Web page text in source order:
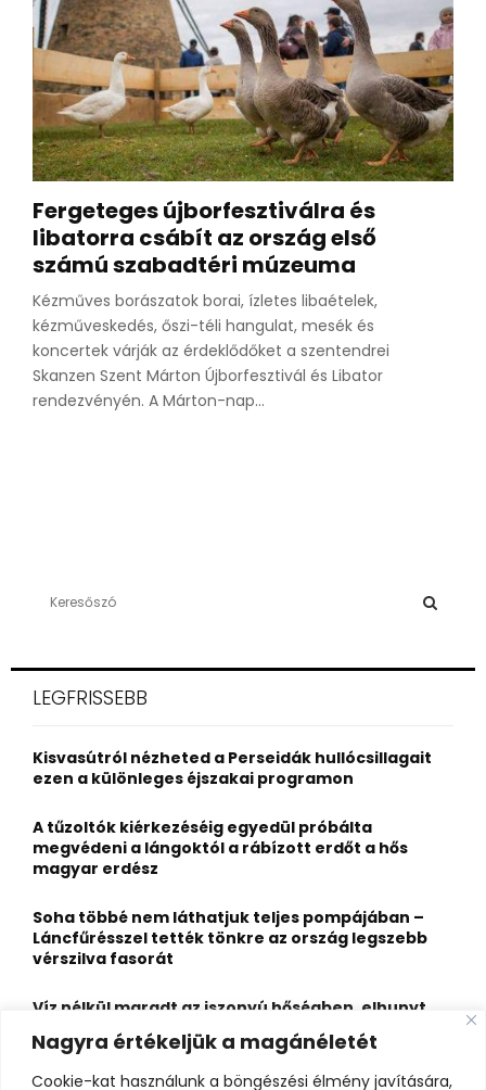
Nagyra értékeljük a magánéletét
Cookie-kat használunk a böngészési élmény javítására,
Fergeteges újborfesztiválra és
libatorra csábít az ország első
számú szabadtéri múzeuma
Kézműves borászatok borai, ízletes libaételek,
kézműveskedés, őszi-téli hangulat, mesék és
koncertek várják az érdeklődőket a szentendrei
Skanzen Szent Márton Újborfesztivál és Libator
rendezvényén. A Márton-nap...
h
o
r
LEGFRISSEBB
Kisvasútról nézheted a Perseidák hullócsillagait
ezen a különleges éjszakai programon
A tűzoltók kiérkezéséig egyedül próbálta
megvédeni a lángoktól a rábízott erdőt a hős
magyar erdész
Soha többé nem láthatjuk teljes pompájában –
Láncfűrésszel tették tönkre az ország legszebb
vérszilva fasorát
Víz nélkül maradt az iszonyú hőségben, elhunyt
egy kiránduló a legnépszerűbb horvát
hegységben